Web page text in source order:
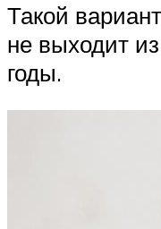
Такой
не выходит
годы.